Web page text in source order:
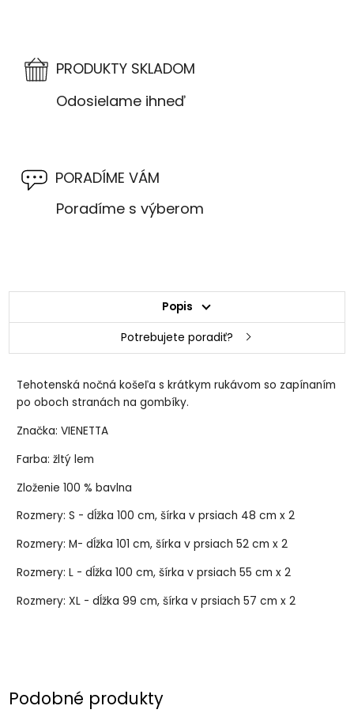
PRODUKTY SKLADOM
Odosielame ihneď
PORADÍME VÁM
Poradíme s výberom
Popis
Potrebujete poradiť?
Tehotenská nočná košeľa s krátkym rukávom so zapínaním
po oboch stranách na gombíky.
Značka: VIENETTA
Farba: žltý lem
Zloženie 100 % bavlna
Rozmery: S - dĺžka 100 cm, šírka v prsiach 48 cm x 2
Rozmery: M- dĺžka 101 cm, šírka v prsiach 52 cm x 2
Rozmery: L - dĺžka 100 cm, šírka v prsiach 55 cm x 2
Rozmery: XL - dĺžka 99 cm, šírka v prsiach 57 cm x 2
Podobné produkty